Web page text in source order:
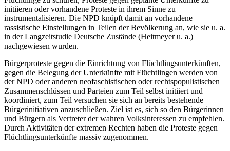
initiieren oder vorhandene Proteste in ihrem Sinne zu
instrumentalisieren. Die NPD knüpft damit an vorhandene
rassistische Einstellungen in Teilen der Bevölkerung an, wie sie u. a.
in der Langzeitstudie Deutsche Zustände (Heitmeyer u. a.)
nachgewiesen wurden.
Bürgerproteste gegen die Einrichtung von Flüchtlingsunterkünften,
gegen die Belegung der Unterkünfte mit Flüchtlingen werden von
der NPD oder anderen neofaschistischen oder rechtspopulistischen
Zusammenschlüssen und Parteien zum Teil selbst initiiert und
koordiniert, zum Teil versuchen sie sich an bereits bestehende
Bürgerinitiativen anzuschließen. Ziel ist es, sich so den Bürgerinnen
und Bürgern als Vertreter der wahren Volksinteressen zu empfehlen.
Durch Aktivitäten der extremen Rechten haben die Proteste gegen
Flüchtlingsunterkünfte massiv zugenommen.